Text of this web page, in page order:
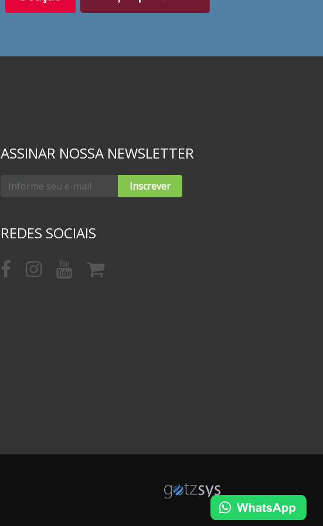
ASSINAR NOSSA NEWSLETTER
Inscrever
REDES SOCIAIS